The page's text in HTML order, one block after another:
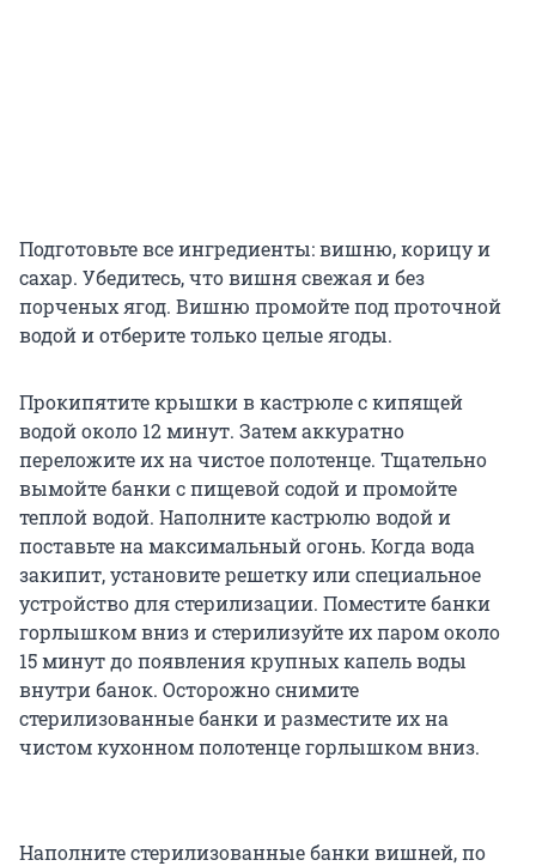
Подготовьте все ингредиенты: вишню, корицу и
сахар. Убедитесь, что вишня свежая и без
порченых ягод. Вишню промойте под проточной
водой и отберите только целые ягоды.
Прокипятите крышки в кастрюле с кипящей
водой около 12 минут. Затем аккуратно
переложите их на чистое полотенце. Тщательно
вымойте банки с пищевой содой и промойте
теплой водой. Наполните кастрюлю водой и
поставьте на максимальный огонь. Когда вода
закипит, установите решетку или специальное
устройство для стерилизации. Поместите банки
горлышком вниз и стерилизуйте их паром около
15 минут до появления крупных капель воды
внутри банок. Осторожно снимите
стерилизованные банки и разместите их на
чистом кухонном полотенце горлышком вниз.
Наполните стерилизованные банки вишней, по